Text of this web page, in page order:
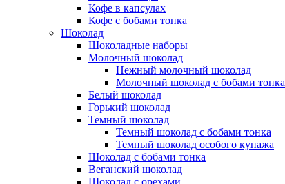
Кофе в капсулах
Кофе с бобами тонка
Шоколад
Шоколадные наборы
Молочный шоколад
Нежный молочный шоколад
Молочный шоколад с бобами тонка
Белый шоколад
Горький шоколад
Темный шоколад
Темный шоколад с бобами тонка
Темный шоколад особого купажа
Шоколад с бобами тонка
Веганский шоколад